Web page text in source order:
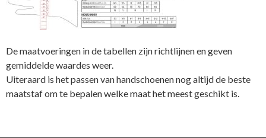
De maatvoeringen in de tabellen zijn richtlijnen en geven
gemiddelde waardes weer.
Uiteraard is het passen van handschoenen nog altijd de beste
maatstaf om te bepalen welke maat het meest geschikt is.